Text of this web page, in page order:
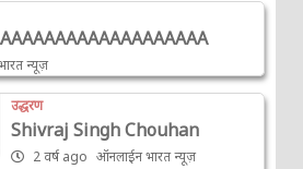
न्यूज़
उद्धरण
Shivraj Singh Chouhan
2 वर्ष ago ऑनलाईन भारत न्यूज़